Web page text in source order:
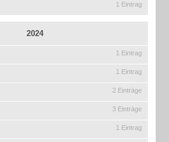
1 Eintrag
2024
1 Eintrag
1 Eintrag
2 Einträge
3 Einträge
1 Eintrag